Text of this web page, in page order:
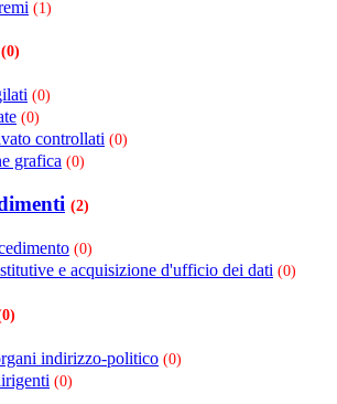
(1)
(0)
(0)
(0)
controllati (0)
grafica (0)
(2)
(0)
e acquisizione d'ufficio dei dati (0)
indirizzo-politico (0)
(0)